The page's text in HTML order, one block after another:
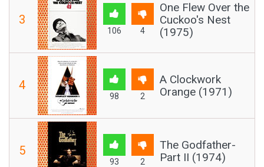
3
106 4
One Flew Over the
Cuckoo's Nest
(1975)
4
98 2
A Clockwork
Orange (1971)
5
93 2
The Godfather-
Part II (1974)